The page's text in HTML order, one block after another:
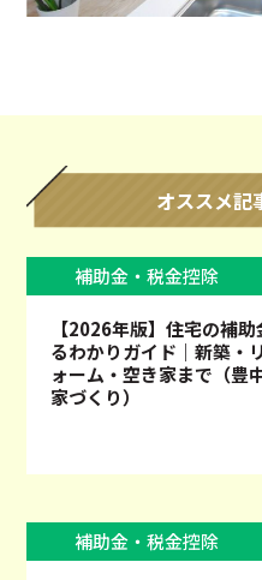
オススメ記
補助金・税金控除
【2026年版】住宅の補助
るわかりガイド｜新築・
ォーム・空き家まで（豊
家づくり）
補助金・税金控除